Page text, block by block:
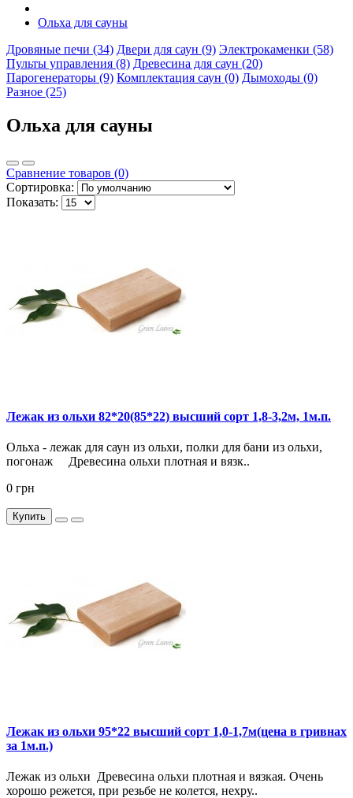
Ольха для сауны
Дровяные печи (34) Двери для саун (9) Электрокаменки (58)
Пульты управления (8) Древесина для саун (20)
Парогенераторы (9) Комплектация саун (0) Дымоходы (0)
Разное (25)
Ольха для сауны
Сравнение товаров (0)
Сортировка:
Показать:
Лежак из ольхи 82*20(85*22) высший сорт 1,8-3,2м, 1м.п.
Ольха - лежак для саун из ольхи, полки для бани из ольхи,
погонаж Древесина ольхи плотная и вязк..
0 грн
Купить
Лежак из ольхи 95*22 высший сорт 1,0-1,7м(цена в гривнах
за 1м.п.)
Лежак из ольхи Древесина ольхи плотная и вязкая. Очень
хорошо режется, при резьбе не колется, нехру..